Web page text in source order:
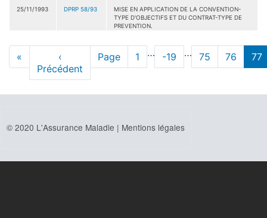
25/11/1993 DPRP 58/93
MISE EN APPLICATION DE LA CONVENTION-
TYPE D'OBJECTIFS ET DU CONTRAT-TYPE DE
PREVENTION.
Pagination
Première
page
«
Page
précédente
‹
Précédent
Page Page
1 … Page
-19 … Page
75 Page
76 77
© 2020 L'Assurance Maladie | Mentions légales